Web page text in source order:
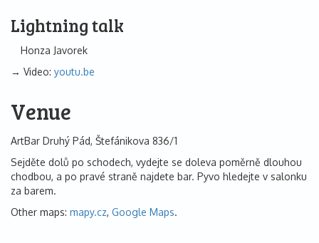
Lightning talk
Honza Javorek
Video: youtu.be
Venue
ArtBar Druhý Pád, Štefánikova 836/1
Sejděte dolů po schodech, vydejte se doleva poměrně dlouhou
chodbou, a po pravé straně najdete bar. Pyvo hledejte v salonku
za barem.
Other maps: mapy.cz, Google Maps.